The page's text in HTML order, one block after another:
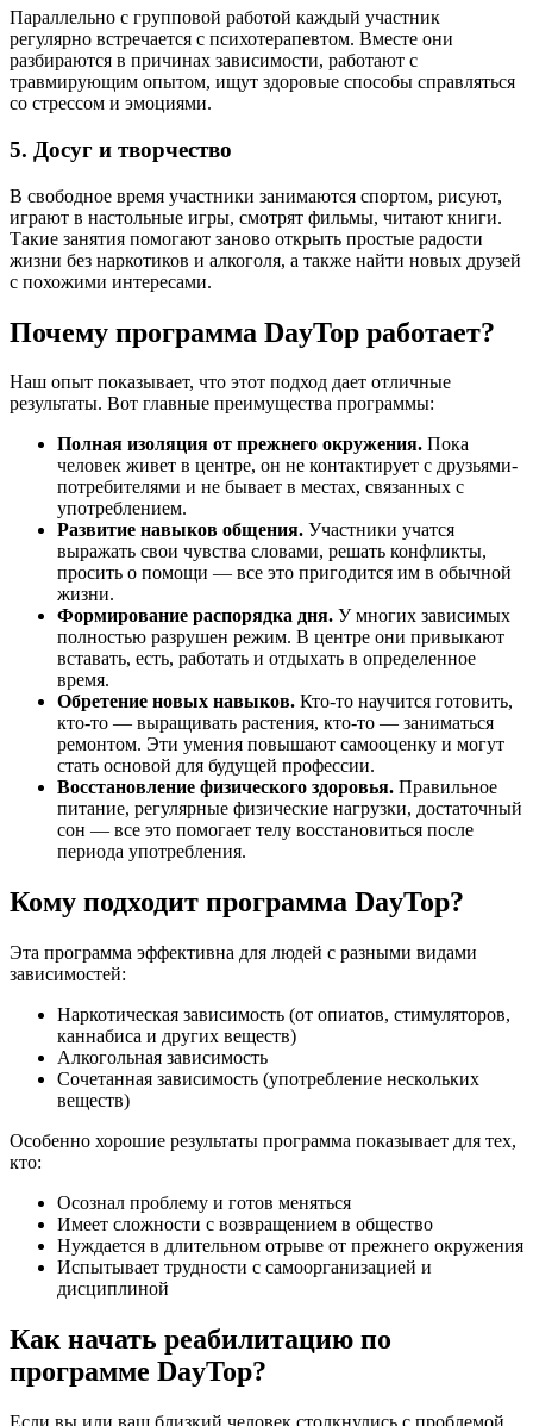
Параллельно с групповой работой каждый участник
регулярно встречается с психотерапевтом. Вместе они
разбираются в причинах зависимости, работают с
травмирующим опытом, ищут здоровые способы справляться
со стрессом и эмоциями.
5. Досуг и творчество
В свободное время участники занимаются спортом, рисуют,
играют в настольные игры, смотрят фильмы, читают книги.
Такие занятия помогают заново открыть простые радости
жизни без наркотиков и алкоголя, а также найти новых друзей
с похожими интересами.
Почему программа DayTop работает?
Наш опыт показывает, что этот подход дает отличные
результаты. Вот главные преимущества программы:
Полная изоляция от прежнего окружения. Пока
человек живет в центре, он не контактирует с друзьями-
потребителями и не бывает в местах, связанных с
употреблением.
Развитие навыков общения. Участники учатся
выражать свои чувства словами, решать конфликты,
просить о помощи — все это пригодится им в обычной
жизни.
Формирование распорядка дня. У многих зависимых
полностью разрушен режим. В центре они привыкают
вставать, есть, работать и отдыхать в определенное
время.
Обретение новых навыков. Кто-то научится готовить,
кто-то — выращивать растения, кто-то — заниматься
ремонтом. Эти умения повышают самооценку и могут
стать основой для будущей профессии.
Восстановление физического здоровья. Правильное
питание, регулярные физические нагрузки, достаточный
сон — все это помогает телу восстановиться после
периода употребления.
Кому подходит программа DayTop?
Эта программа эффективна для людей с разными видами
зависимостей:
Наркотическая зависимость (от опиатов, стимуляторов,
каннабиса и других веществ)
Алкогольная зависимость
Сочетанная зависимость (употребление нескольких
веществ)
Особенно хорошие результаты программа показывает для тех,
кто:
Осознал проблему и готов меняться
Имеет сложности с возвращением в общество
Нуждается в длительном отрыве от прежнего окружения
Испытывает трудности с самоорганизацией и
дисциплиной
Как начать реабилитацию по
программе DayTop?
Если вы или ваш близкий человек столкнулись с проблемой